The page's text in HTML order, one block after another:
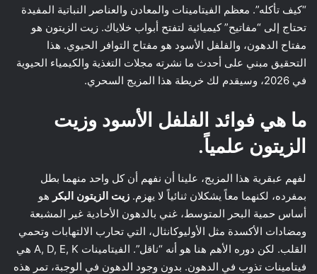
“كيف تأكله”. معظم الفيتامينات والمعادن والعناصر النباتية المفيدة
تحتاج إلى “مفاتيح” كيميائية لتفتح أبواب خلاياك. زيت الزيتون هو
مفتاح الدهون، والفلفل الأسود هو مفتاح التوافر الحيوي. هذا
التحقيق مبني على أحدث ما نشرته مجلات التغذية والكيمياء الحيوية
في 2026، وسيقدم لك خريطة هذا المزيج السحري.
ما هي فوائد الفلفل الأسود وزيت
الزيتون علمياً.
لفهم عبقرية هذا المزيج، علينا أن نفهم أن كل واحد منهما بطل
بمفرده، لكنهما معاً يشكلان ثنائياً لا يهزم. زيت الزيتون البكر هو
أساس حمية البحر المتوسط، غني بالدهون الأحادية غير المشبعة
ومضادات الأكسدة مثل الأوليوكانثال، التي تحارب الالتهابات وتحمي
القلب. لكن دوره الأهم هنا هو أنه “ناقل”. الفيتامينات A, D, E, K هي
فيتامينات تذوب في الدهون. بدون وجود الدهون في الوجبة، تمر هذه